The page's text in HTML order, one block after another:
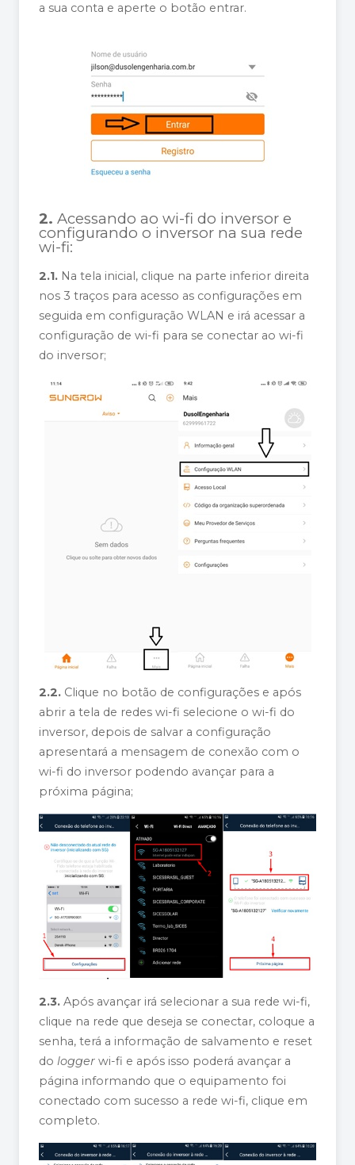
a sua conta e aperte o botão entrar.
2. Acessando ao wi-fi do inversor e
configurando o inversor na sua rede
wi-fi:
2.1. Na tela inicial, clique na parte inferior direita
nos 3 traços para acesso as configurações em
seguida em configuração WLAN e irá acessar a
configuração de wi-fi para se conectar ao wi-fi
do inversor;
2.2. Clique no botão de configurações e após
abrir a tela de redes wi-fi selecione o wi-fi do
inversor, depois de salvar a configuração
apresentará a mensagem de conexão com o
wi-fi do inversor podendo avançar para a
próxima página;
2.3. Após avançar irá selecionar a sua rede wi-fi,
clique na rede que deseja se conectar, coloque a
senha, terá a informação de salvamento e reset
do logger wi-fi e após isso poderá avançar a
página informando que o equipamento foi
conectado com sucesso a rede wi-fi, clique em
completo.